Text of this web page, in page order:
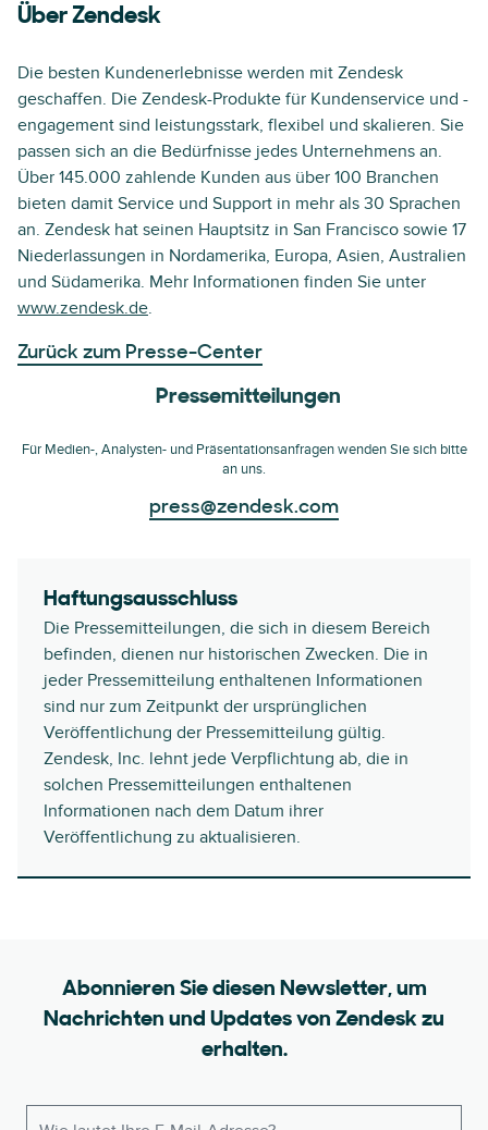
Pressemitteilungen
Für Medien-, Analysten- und Präsentationsanfragen wenden Sie sich bitte
an uns.
press@zendesk.com
Über Zendesk
Die besten Kundenerlebnisse werden mit Zendesk
geschaffen. Die Zendesk-Produkte für Kundenservice und -
engagement sind leistungsstark, flexibel und skalieren. Sie
passen sich an die Bedürfnisse jedes Unternehmens an.
Über 145.000 zahlende Kunden aus über 100 Branchen
bieten damit Service und Support in mehr als 30 Sprachen
an. Zendesk hat seinen Hauptsitz in San Francisco sowie 17
Niederlassungen in Nordamerika, Europa, Asien, Australien
und Südamerika. Mehr Informationen finden Sie unter
www.zendesk.de.
Zurück zum Presse-Center
Haftungsausschluss
Die Pressemitteilungen, die sich in diesem Bereich
befinden, dienen nur historischen Zwecken. Die in
jeder Pressemitteilung enthaltenen Informationen
sind nur zum Zeitpunkt der ursprünglichen
Veröffentlichung der Pressemitteilung gültig.
Zendesk, Inc. lehnt jede Verpflichtung ab, die in
solchen Pressemitteilungen enthaltenen
Informationen nach dem Datum ihrer
Veröffentlichung zu aktualisieren.
Abonnieren Sie diesen Newsletter, um
Nachrichten und Updates von Zendesk zu
erhalten.